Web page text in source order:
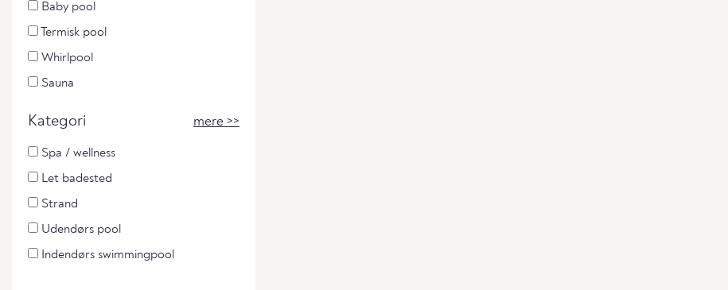
Baby pool
Termisk pool
Whirlpool
Sauna
Kategori mere >>
Spa / wellness
Let badested
Strand
Udendørs pool
Indendørs swimmingpool